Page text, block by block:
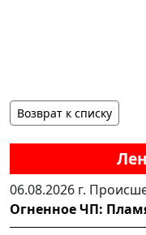
06.08.2026 г.
Огненное ЧП:
Возврат к списку